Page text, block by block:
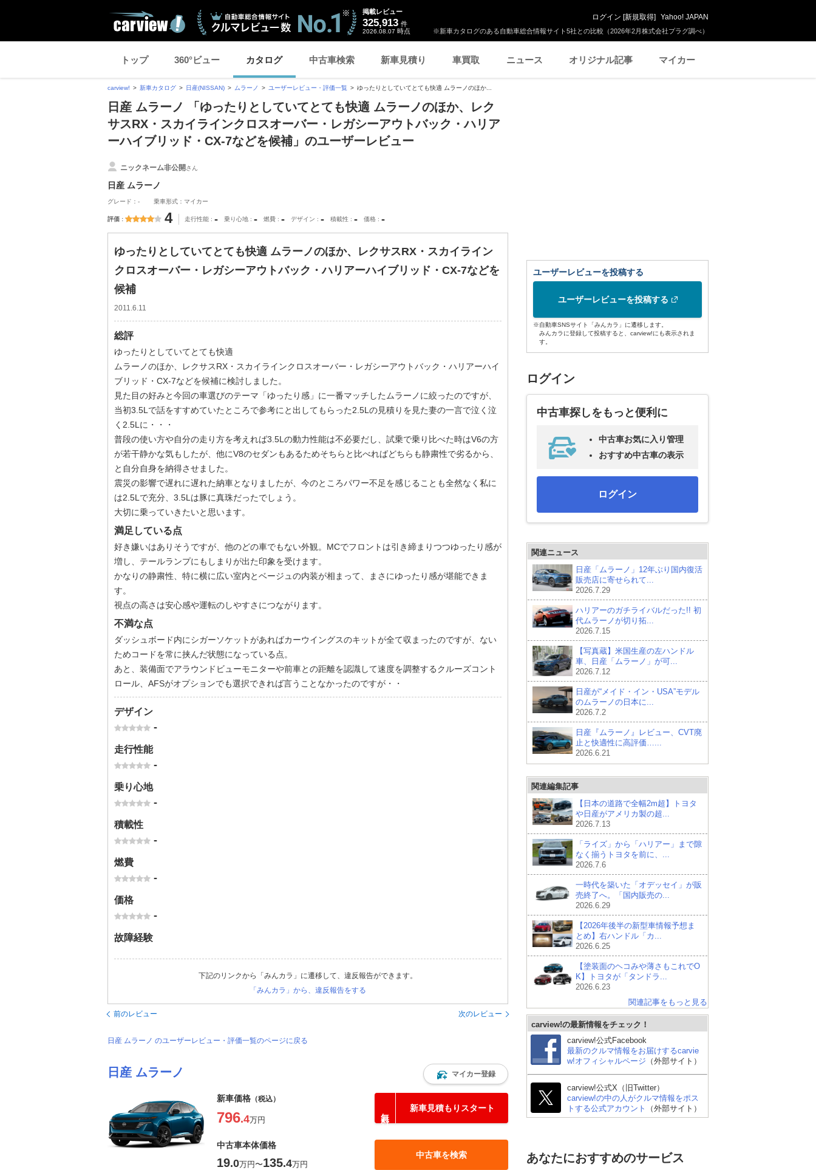
※新車カタログのある自動車総合情報サイト5社との比較（2026年2月株式会社プラグ調べ）
掲載レビュー
325,913 件
2026.08.07 時点
ログイン [新規取得] Yahoo! JAPAN
トップ 360°ビュー カタログ 中古車検索 新車見積り 車買取 ニュース オリジナル記事 マイカー
carview! 新車カタログ 日産(NISSAN) ムラーノ ユーザーレビュー・評価一覧 ゆったりとしていてとても快適 ムラーノのほか...
日産 ムラーノ 「ゆったりとしていてとても快適 ムラーノのほか、レク
サスRX・スカイラインクロスオーバー・レガシーアウトバック・ハリア
ーハイブリッド・CX-7などを候補」のユーザーレビュー
ニックネーム非公開さん
日産 ムラーノ
グレード：- 乗車形式：マイカー
評価 4 走行性能 - 乗り心地 - 燃費 - デザイン - 積載性 - 価格 -
ゆったりとしていてとても快適 ムラーノのほか、レクサスRX・スカイライン
クロスオーバー・レガシーアウトバック・ハリアーハイブリッド・CX-7などを
候補
2011.6.11
総評
ゆったりとしていてとても快適
ムラーノのほか、レクサスRX・スカイラインクロスオーバー・レガシーアウトバック・ハリアーハイ
ブリッド・CX-7などを候補に検討しました。
見た目の好みと今回の車選びのテーマ「ゆったり感」に一番マッチしたムラーノに絞ったのですが、
当初3.5Lで話をすすめていたところで参考にと出してもらった2.5Lの見積りを見た妻の一言で泣く泣
く2.5Lに・・・
普段の使い方や自分の走り方を考えれば3.5Lの動力性能は不必要だし、試乗で乗り比べた時はV6の方
が若干静かな気もしたが、他にV8のセダンもあるためそちらと比べればどちらも静粛性で劣るから、
と自分自身を納得させました。
震災の影響で遅れに遅れた納車となりましたが、今のところパワー不足を感じることも全然なく私に
は2.5Lで充分、3.5Lは豚に真珠だったでしょう。
大切に乗っていきたいと思います。
満足している点
好き嫌いはありそうですが、他のどの車でもない外観。MCでフロントは引き締まりつつゆったり感が
増し、テールランプにもしまりが出た印象を受けます。
かなりの静粛性、特に横に広い室内とベージュの内装が相まって、まさにゆったり感が堪能できま
す。
視点の高さは安心感や運転のしやすさにつながります。
不満な点
ダッシュボード内にシガーソケットがあればカーウイングスのキットが全て収まったのですが、ない
ためコードを常に挟んだ状態になっている点。
あと、装備面でアラウンドビューモニターや前車との距離を認識して速度を調整するクルーズコント
ロール、AFSがオプションでも選択できれば言うことなかったのですが・・
デザイン
-
走行性能
-
乗り心地
-
積載性
-
燃費
-
価格
-
故障経験
下記のリンクから「みんカラ」に遷移して、違反報告ができます。
「みんカラ」から、違反報告をする
前のレビュー 次のレビュー
日産 ムラーノ のユーザーレビュー・評価一覧のページに戻る
日産 ムラーノ マイカー登録
新車価格 （税込）
796.4万円
新車見積もりスタート
中古車本体価格
19.0万円〜135.4万円
中古車を検索
ユーザーレビューを投稿する
ユーザーレビューを投稿する
※自動車SNSサイト「みんカラ」に遷移します。
みんカラに登録して投稿すると、carview!にも表示されま
す。
ログイン
中古車探しをもっと便利に
中古車お気に入り管理
おすすめ中古車の表示
ログイン
関連ニュース
日産「ムラーノ」12年ぶり国内復活
販売店に寄せられて...
2026.7.29
ハリアーのガチライバルだった!! 初
代ムラーノが切り拓...
2026.7.15
【写真蔵】米国生産の左ハンドル
車、日産「ムラーノ」が可...
2026.7.12
日産が“メイド・イン・USA”モデル
のムラーノの日本に...
2026.7.2
日産『ムラーノ』レビュー、CVT廃
止と快適性に高評価…...
2026.6.21
関連編集記事
【日本の道路で全幅2m超】トヨタ
や日産がアメリカ製の超...
2026.7.13
「ライズ」から「ハリアー」まで隙
なく揃うトヨタを前に、...
2026.7.6
一時代を築いた「オデッセイ」が販
売終了へ。「国内販売の...
2026.6.29
【2026年後半の新型車情報予想ま
とめ】右ハンドル「カ...
2026.6.25
【塗装面のヘコみや薄さもこれでO
K】トヨタが「タンドラ...
2026.6.23
関連記事をもっと見る
carview!の最新情報をチェック！
carview!公式Facebook
最新のクルマ情報をお届けするcarvie
w!オフィシャルページ （外部サイト）
carview!公式X（旧Twitter）
carview!の中の人がクルマ情報をポス
トする公式アカウント
（外部サイト）
あなたにおすすめのサービス